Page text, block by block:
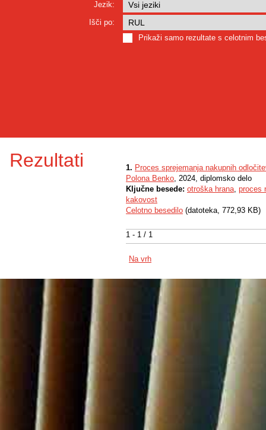
Jezik:
Išči po:
Prikaži samo rezultate s celotnim
Rezultati
1 - 1 / 1
1. Proces sprejemanja nakupnih
Polona Benko, 2024, diplomsko delo
Ključne besede: otroška hrana, proces
kakovost
Celotno besedilo (datoteka, 772,93 KB)
Na vrh